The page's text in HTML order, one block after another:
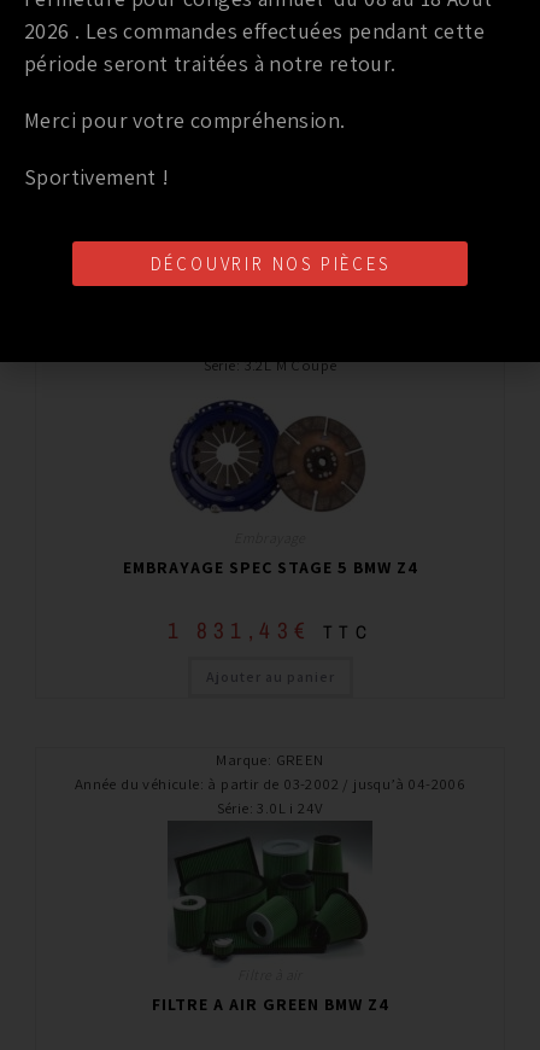
EMBRAYAGE SPEC STAGE 5 BMW Z4
Série:3.2L M Coupe
EMBRAYAGE SPEC STAGE 5 BMW Z4
1 831,43 € TTC
Ajouter au panier
Marque: GREEN
Année du véhicule: à partir de 03-2002 / jusqu’à 04-2006
Série: 3.0L i 24V
FILTRE A AIR GREEN BMW Z4
2026 . Les commandes effectuées pendant cette
période seront traitées à notre retour.
Merci pour votre compréhension.
Sportivement !
DÉCOUVRIR NOS PIÈCES